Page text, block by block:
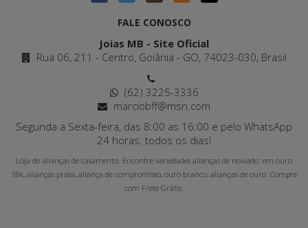
FALE CONOSCO
Joias MB - Site Oficial
Rua 06, 211 - Centro, Goiânia - GO, 74023-030, Brasil
(62) 3225-3336
marciobff@msn.com
Segunda a Sexta-feira, das 8:00 as 16:00 e pelo WhatsApp
24 horas. todos os dias!
Loja de alianças de casamento. Encontre variedades alianças de noivado: em ouro
18k, alianças prata, aliança de compromisso, ouro branco, alianças de ouro. Compre
com Frete Grátis.